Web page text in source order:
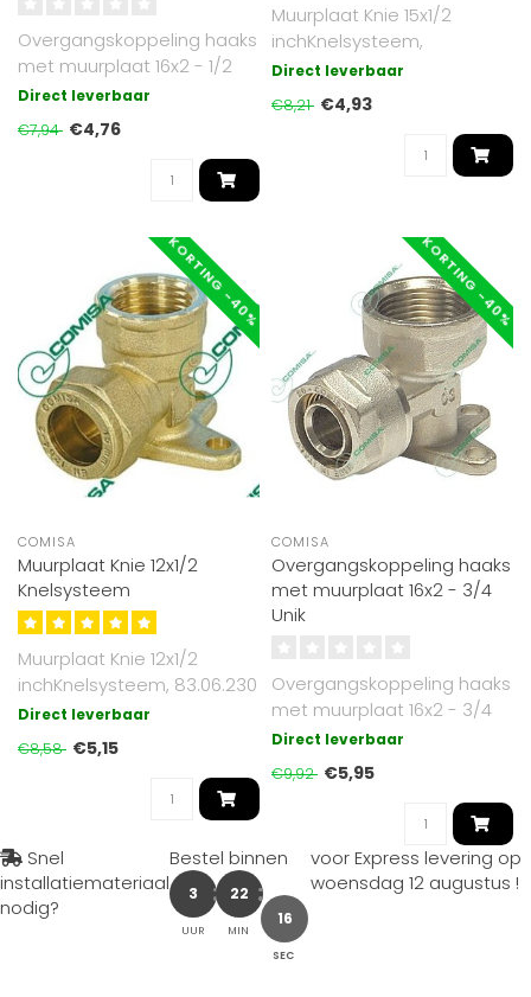
Overgangskoppeling haaks
met muurplaat 16x2 - 1/2
inchUnik
Direct leverbaar
€7,94 €4,76
Muurplaat Knie 15x1/2
inchKnelsysteem,
Direct leverbaar
€8,21 €4,93
KORTING -40%
COMISA
Muurplaat Knie 12x1/2
Knelsysteem
Muurplaat Knie 12x1/2
inchKnelsysteem, 83.06.230
Direct leverbaar
€8,58 €5,15
KORTING -40%
COMISA
Overgangskoppeling haaks
met muurplaat 16x2 - 3/4
Unik
Overgangskoppeling haaks
met muurplaat 16x2 - 3/4
Unik
Direct leverbaar
€9,92 €5,95
Snel
installatiemateriaal
nodig?
Bestel binnen
3
UUR
22
MIN
16
SEC
voor Express levering op
woensdag 12 augustus !